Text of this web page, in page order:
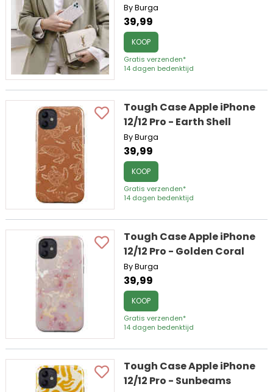
By Burga
39,99
KOOP
Gratis verzenden*
14 dagen bedenktijd
Tough Case Apple iPhone
12/12 Pro - Earth Shell
By Burga
39,99
KOOP
Gratis verzenden*
14 dagen bedenktijd
Tough Case Apple iPhone
12/12 Pro - Golden Coral
By Burga
39,99
KOOP
Gratis verzenden*
14 dagen bedenktijd
Tough Case Apple iPhone
12/12 Pro - Sunbeams